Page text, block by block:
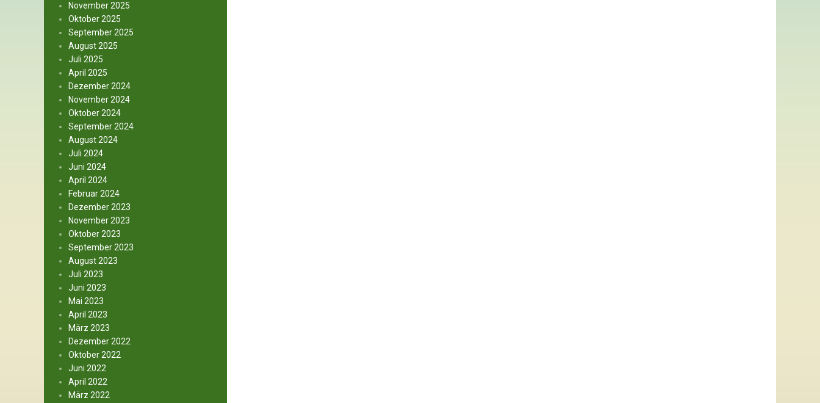
November 2025
Oktober 2025
September 2025
August 2025
Juli 2025
April 2025
Dezember 2024
November 2024
Oktober 2024
September 2024
August 2024
Juli 2024
Juni 2024
April 2024
Februar 2024
Dezember 2023
November 2023
Oktober 2023
September 2023
August 2023
Juli 2023
Juni 2023
Mai 2023
April 2023
März 2023
Dezember 2022
Oktober 2022
Juni 2022
April 2022
März 2022